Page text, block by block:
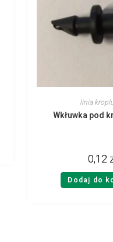
linia
Wkłuwka pod
0,12
Dodaj do